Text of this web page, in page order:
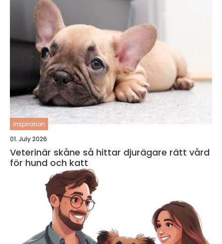
inspiration
01. July 2026
Veterinär skåne så hittar djurägare rätt vård
för hund och katt